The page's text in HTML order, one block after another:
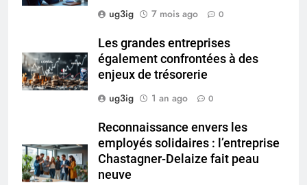
ug3ig
7 mois ago 0
Les grandes entreprises
également confrontées à des
enjeux de trésorerie
ug3ig
1 an ago 0
Reconnaissance envers les
employés solidaires : l’entreprise
Chastagner-Delaize fait peau
neuve